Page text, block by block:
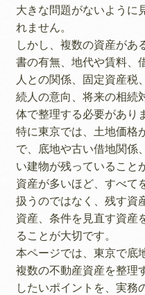
大きな問題がないように
れません。
しかし、複数の資産があ
書の有無、地代や賃料、
人との関係、固定資産税
続人の意向、将来の相続
体で整理する必要があり
特に東京では、土地価格
で、底地や古い借地関係
い建物が残っていること
資産が多いほど、すべて
扱うのではなく、残す資
資産、条件を見直す資産
ることが大切です。
本ページでは、東京で底
複数の不動産資産を整理
したいポイントを、実務